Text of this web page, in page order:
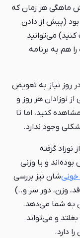
ماهگی هر زمان که
بود (پیش از دادن
می‌توانید
هم به برنامه
در روز نیاز به تعویض
نوزادان هر روز و
کنید، اما تا
وجود ندارد.
گرفته
و یا وزنی
خونی‌شان نیز بررسی
وزن، دور سر و..)
به شما می‌دهد.
و می‌تواند
دارد.